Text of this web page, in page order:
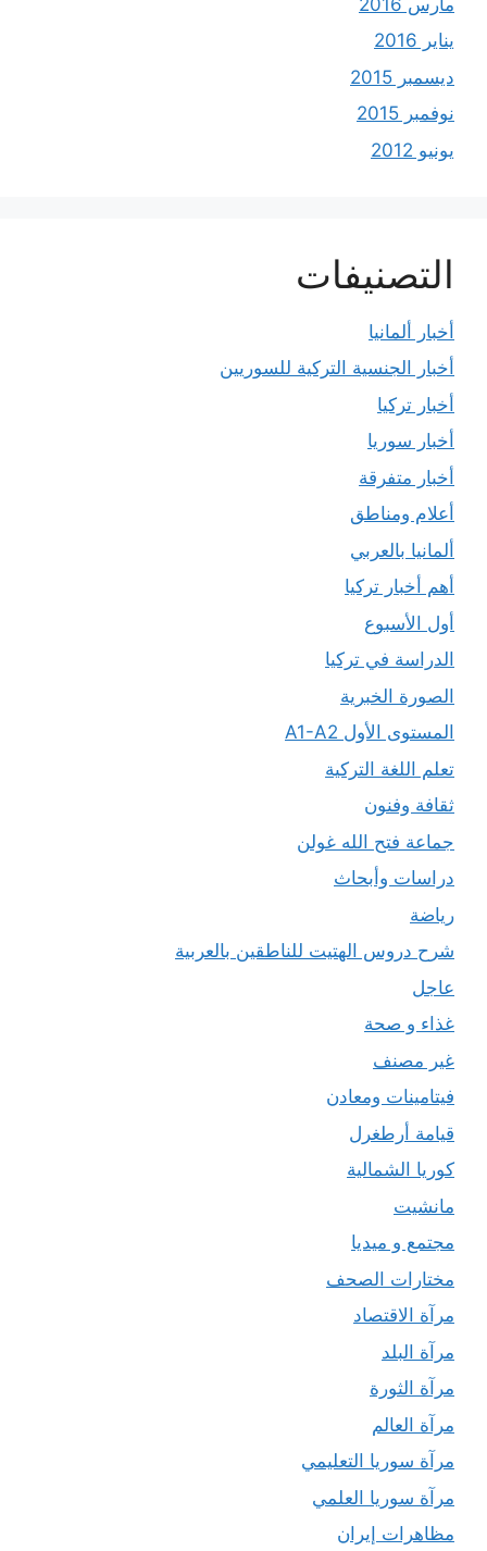
يناير 2016
ديسمبر 2015
نوفمبر 2015
يونيو 2012
التصنيفات
أخبار ألمانيا
أخبار الجنسية التركية للسوريين
أخبار تركيا
أخبار سوريا
أخبار متفرقة
أعلام ومناطق
ألمانيا بالعربي
أهم أخبار تركيا
أول الأسبوع
الدراسة في تركيا
الصورة الخبرية
المستوى الأول A1-A2
تعلم اللغة التركية
ثقافة وفنون
جماعة فتح الله غولن
دراسات وأبحاث
رياضة
شرح دروس الهتيت للناطقين بالعربية
عاجل
غذاء و صحة
غير مصنف
فيتامينات ومعادن
قيامة أرطغرل
كوريا الشمالية
مانشيت
مجتمع و ميديا
مختارات الصحف
مرآة الاقتصاد
مرآة البلد
مرآة الثورة
مرآة العالم
مرآة سوريا التعليمي
مرآة سوريا العلمي
مظاهرات إيران